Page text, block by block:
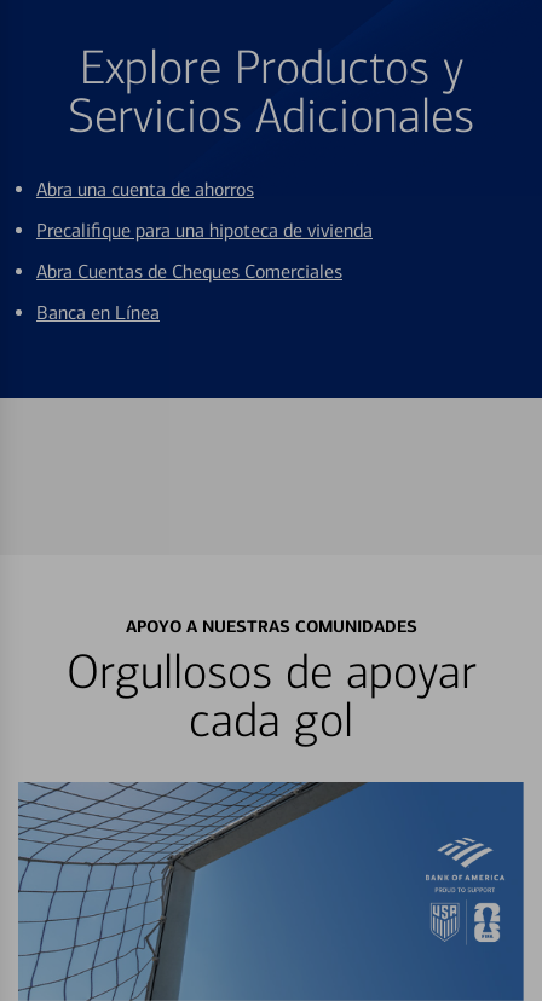
Explore Productos y
Servicios Adicionales
Abra una cuenta de ahorros
Precalifique para una hipoteca de vivienda
Abra Cuentas de Cheques Comerciales
Banca en Línea
APOYO A NUESTRAS COMUNIDADES
Orgullosos de apoyar
cada gol